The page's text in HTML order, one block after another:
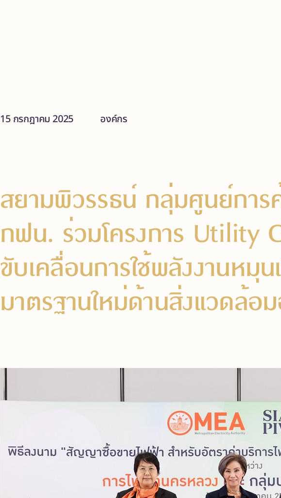
15 กรกฎาคม 2025 องค์กร
สยามพิวรรธน์ กลุ่มศูนย์การ
กฟน. ร่วมโครงการ Utility
ขับเคลื่อนการใช้พลังงานหมุน
มาตรฐานใหม่ด้านสิ่งแวดล้อ